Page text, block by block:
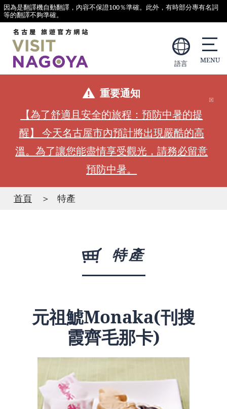
因為是翻譯機自動翻譯，內容不保證100％準確。此外，有時部分專有名詞
等的翻譯不夠準確。
語言
重要通知
【為了舒適且安全的旅程：預防中暑的提
醒】 今天名古屋市內預計將出現嚴酷的高
溫。為了讓您能盡情享受觀光，請務必留意
預防中暑。
首頁 特產
特產
元祖鯱Monaka(刊搜
霞齊毛那卡)